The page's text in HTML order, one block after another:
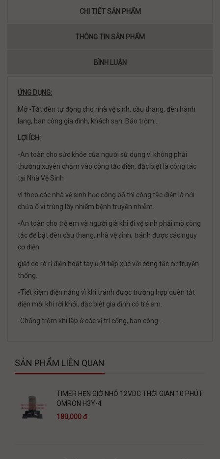
CHI TIẾT SẢN PHẨM
THÔNG TIN SẢN PHẨM
BÌNH LUẬN
ỨNG DỤNG:
Mở -Tắt đèn tự động cho nhà vệ sinh, cầu thang, đèn hành
lang, ban công gia đình, khách sạn. Báo trộm…
LỢI ÍCH:
-An toàn cho sức khỏe của người sử dụng vì không phải
thường xuyên chạm vào công tắc điện, đặc biệt là công tác
tại Nhà Vệ Sinh
vì theo các nhà vệ sinh học công bố thì công tắc điện là nới
chứa ổ vi trùng lây nhiểm bệnh truyền nhiễm.
-An toàn cho trẻ em và người già khi đi vệ sinh phải mò công
tắc để bật đèn cầu thang, nhà vệ sinh, tránh được các nguy
cơ điện
giật do rò rỉ điện hoặt tay ướt tiếp xúc với công tắc cơ truyền
thống.
-Tiết kiệm điện năng vì khi tránh được trường hợp quên tắt
điện mỗi khi rời khỏi, đặc biệt gia đình có trẻ em.
-Chống trộm khi lắp ở các vị trí cổng, ban công…
SẢN PHẨM LIÊN QUAN
TIMER HẸN GIỜ NHỎ 12VDC THỜI GIAN 10 PHÚT
OMRON H3Y-4
180,000 đ